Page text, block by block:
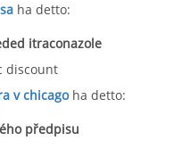
ha detto:
itraconazole
discount
v chicago ha detto:
předpisu